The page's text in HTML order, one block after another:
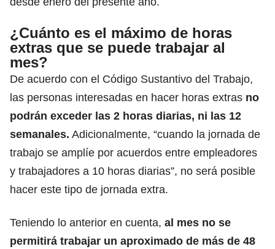
¿Cuánto es el máximo de horas
extras que se puede trabajar al
mes?
De acuerdo con el Código Sustantivo del Trabajo,
las personas interesadas en hacer horas extras no
podrán exceder las 2 horas diarias, ni las 12
semanales. Adicionalmente, “cuando la jornada de
trabajo se amplíe por acuerdos entre empleadores
y trabajadores a 10 horas diarias”, no será posible
hacer este tipo de jornada extra.
Teniendo lo anterior en cuenta, al mes no se
permitirá trabajar un aproximado de más de 48